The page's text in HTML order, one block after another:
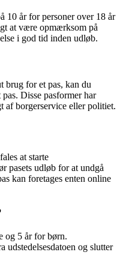
10 år for personer over 18 år
at være opmærksom på
i god tid inden udløb.
brug for et pas, kan du
Disse pasformer har
af borgerservice eller politiet.
at starte
pasets udløb for at undgå
kan foretages enten online
og 5 år for børn.
udstedelsesdatoen og slutter